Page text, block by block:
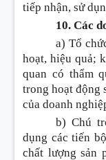
tiếp nhận, sử
10. Các
a) Tổ
hoạt, hiệu quả;
quan có thẩm
trong hoạt động
của doanh
b) Chú
dụng các tiến
chất lượng sản